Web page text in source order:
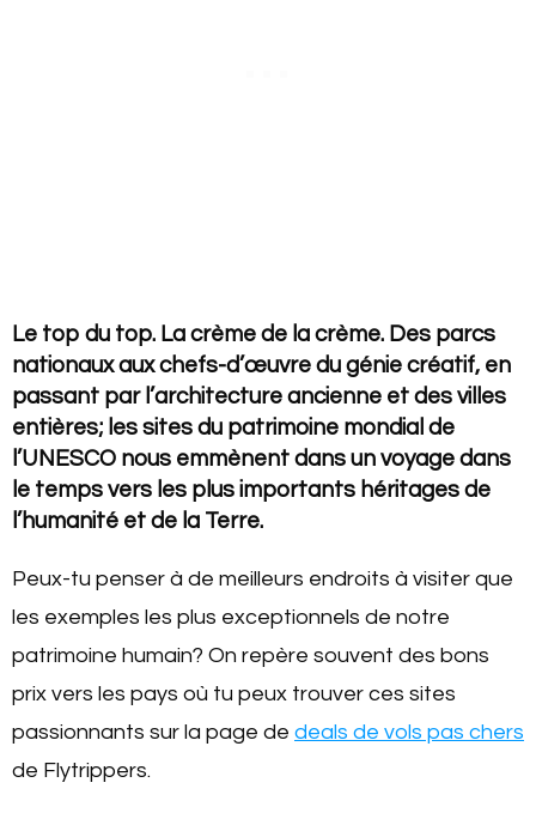
Le top du top. La crème de la crème. Des parcs
nationaux aux chefs-d’œuvre du génie créatif, en
passant par l’architecture ancienne et des villes
entières; les sites du patrimoine mondial de
l’UNESCO nous emmènent dans un voyage dans
le temps vers les plus importants héritages de
l’humanité et de la Terre.
Peux-tu penser à de meilleurs endroits à visiter que
les exemples les plus exceptionnels de notre
patrimoine humain? On repère souvent des bons
prix vers les pays où tu peux trouver ces sites
passionnants sur la page de deals de vols pas chers
de Flytrippers.